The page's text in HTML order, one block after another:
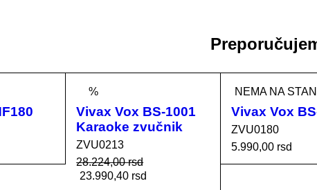
%
Vivax Vox BS-1001
Karaoke zvučnik
ZVU0213
28.224,00rsd
23.990,40 rsd
NEMA NA
Vivax Vox
ZVU0180
5.990,00 rsd
PROČITAJTE